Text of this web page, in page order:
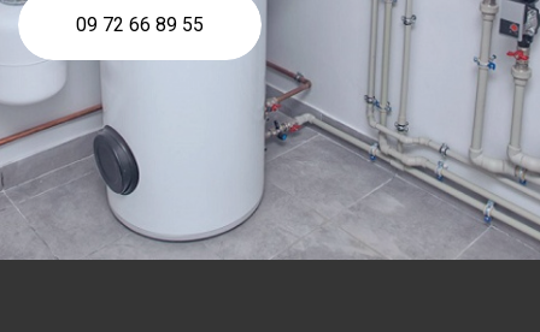
09 72 66 89 55